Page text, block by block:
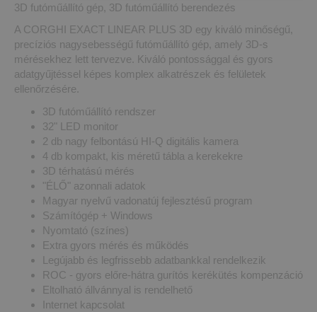
3D futóműállító gép, 3D futóműállító berendezés
A CORGHI EXACT LINEAR PLUS 3D egy kiváló minőségű,
precíziós nagysebességű futóműállító gép, amely 3D-s
mérésekhez lett tervezve. Kiváló pontossággal és gyors
adatgyűjtéssel képes komplex alkatrészek és felületek
ellenőrzésére.
3D futóműállító rendszer
32" LED monitor
2 db nagy felbontású HI-Q digitális kamera
4 db kompakt, kis méretű tábla a kerekekre
3D térhatású mérés
"ÉLŐ" azonnali adatok
Magyar nyelvű vadonatúj fejlesztésű program
Számítógép + Windows
Nyomtató (színes)
Extra gyors mérés és működés
Legújabb és legfrissebb adatbankkal rendelkezik
ROC - gyors előre-hátra gurítós kerékütés kompenzáció
Eltolható állvánnyal is rendelhető
Internet kapcsolat